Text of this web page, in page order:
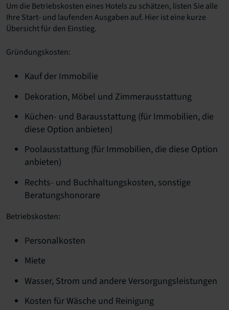
Um die Betriebskosten eines Hotels zu schätzen, listen Sie alle
Ihre Start- und laufenden Ausgaben auf. Hier ist eine kurze
Übersicht für den Einstieg.
Gründungskosten:
Kauf der Immobilie
Dekoration, Möbel und Zimmerausstattung
Küchen- und Barausstattung (für Immobilien, die
diese Option anbieten)
Poolausstattung (für Immobilien, die diese Option
anbieten)
Rechts- und Buchhaltungskosten, sonstige
Beratungshonorare
Betriebskosten:
Personalkosten
Miete
Wasser, Strom und andere Versorgungsleistungen
Kosten für Wäsche und Reinigung